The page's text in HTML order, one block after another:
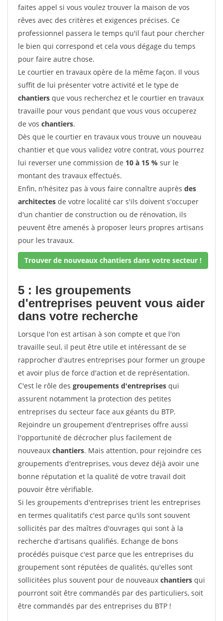
faites appel si vous voulez trouver la maison de vos
rêves avec des critères et exigences précises. Ce
professionnel passera le temps qu'il faut pour chercher
le bien qui correspond et cela vous dégage du temps
pour faire autre chose.
Le courtier en travaux opère de la même façon. Il vous
suffit de lui présenter votre activité et le type de
chantiers que vous recherchez et le courtier en travaux
travaille pour vous pendant que vous vous occuperez
de vos chantiers.
Dès que le courtier en travaux vous trouve un nouveau
chantier et que vous validez votre contrat, vous pourrez
lui reverser une commission de 10 à 15 % sur le
montant des travaux effectués.
Enfin, n'hésitez pas à vous faire connaître auprès des
architectes de votre localité car s'ils doivent s'occuper
d'un chantier de construction ou de rénovation, ils
peuvent être amenés à proposer leurs propres artisans
pour les travaux.
Trouver de nouveaux chantiers dans votre secteur !
5 : les groupements
d'entreprises peuvent vous aider
dans votre recherche
Lorsque l'on est artisan à son compte et que l'on
travaille seul, il peut être utile et intéressant de se
rapprocher d'autres entreprises pour former un groupe
et avoir plus de force d'action et de représentation.
C'est le rôle des groupements d'entreprises qui
assurent notamment la protection des petites
entreprises du secteur face aux géants du BTP.
Rejoindre un groupement d'entreprises offre aussi
l'opportunité de décrocher plus facilement de
nouveaux chantiers. Mais attention, pour rejoindre ces
groupements d'entreprises, vous devez déjà avoir une
bonne réputation et la qualité de votre travail doit
pouvoir être vérifiable.
Si les groupements d'entreprises trient les entreprises
en termes qualitatifs c'est parce qu'ils sont souvent
sollicités par des maîtres d'ouvrages qui sont à la
recherche d'artisans qualifiés. Echange de bons
procédés puisque c'est parce que les entreprises du
groupement sont réputées de qualités, qu'elles sont
sollicitées plus souvent pour de nouveaux chantiers qui
pourront soit être commandés par des particuliers, soit
être commandés par des entreprises du BTP !